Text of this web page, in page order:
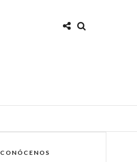
CONÓCENOS